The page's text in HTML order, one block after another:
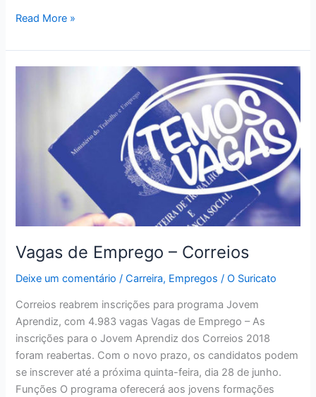
Vagas
Emprego
–
Read More »
Vagas de Emprego – Correios
Deixe um comentário /Carreira, Empregos /O Suricato
Correios reabrem inscrições para programa Jovem
Aprendiz, com 4.983 vagas Vagas de Emprego – As
inscrições para o Jovem Aprendiz dos Correios 2018
foram reabertas. Com o novo prazo, os candidatos podem
se inscrever até a próxima quinta-feira, dia 28 de junho.
Funções O programa oferecerá aos jovens formações